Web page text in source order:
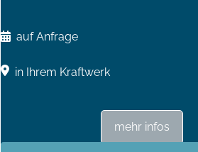
auf Anfrage
in Ihrem Kraftwerk
mehr infos